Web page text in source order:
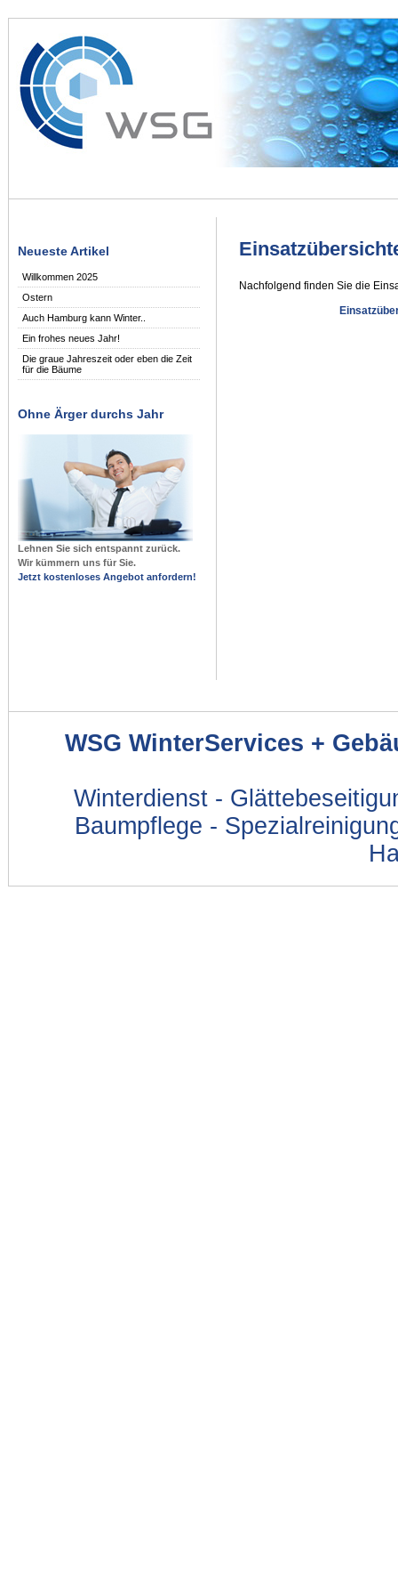
Neueste Artikel
Willkommen 2025
Ostern
Auch Hamburg kann Winter..
Ein frohes neues Jahr!
Die graue Jahreszeit oder eben die Zeit
für die Bäume
Ohne Ärger durchs Jahr
Lehnen Sie sich entspannt zurück.
Wir kümmern uns für Sie.
Jetzt kostenloses Angebot anfordern!
Nachfolgend finden Sie die
WSG WinterServices +
Winterdienst -
Baumpflege -